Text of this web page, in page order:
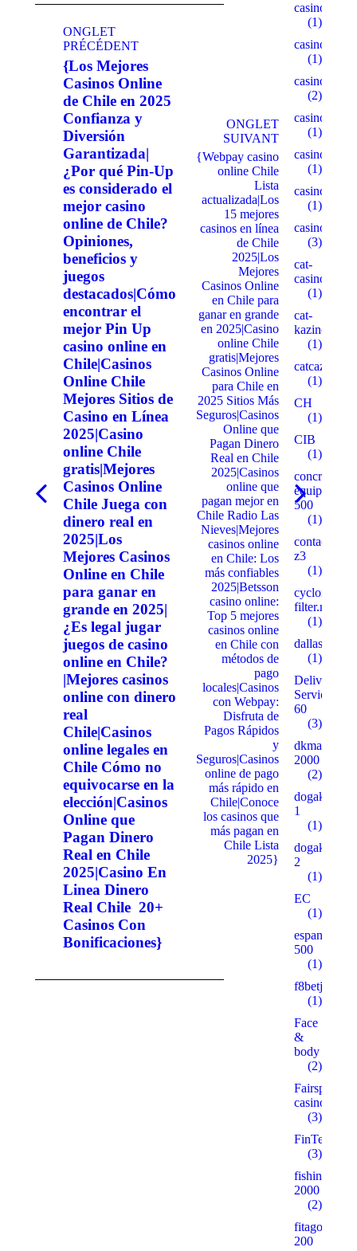
commentaire
ONGLET
PRÉCÉDENT
Onglet
précédent
{Los Mejores
Casinos Online
de Chile en 2025
Confianza y
Diversión
Garantizada|
¿Por qué Pin-Up
es considerado el
mejor casino
online de Chile?
Opiniones,
beneficios y
juegos
destacados|Cómo
encontrar el
mejor Pin Up
casino online en
Chile|Casinos
Online Chile
Mejores Sitios de
Casino en Línea
2025|Casino
online Chile
gratis|Mejores
Casinos Online
Chile Juega con
dinero real en
2025|Los
Mejores Casinos
Online en Chile
para ganar en
grande en 2025|
¿Es legal jugar
juegos de casino
online en Chile?
|Mejores casinos
online con dinero
real
Chile|Casinos
online legales en
Chile Cómo no
equivocarse en la
elección|Casinos
Online que
Pagan Dinero
Real en Chile
2025|Casino En
Linea Dinero
Real Chile ️ 20+
Casinos Con
Bonificaciones}
ONGLET
SUIVANT
Onglet
suivant
{Webpay casino
online Chile
Lista
actualizada|Los
15 mejores
casinos en línea
de Chile
2025|Los
Mejores
Casinos Online
en Chile para
ganar en grande
en 2025|Casino
online Chile
gratis|Mejores
Casinos Online
para Chile en
2025 Sitios Más
Seguros|Casinos
Online que
Pagan Dinero
Real en Chile
2025|Casinos
online que
pagan mejor en
Chile Radio Las
Nieves|Mejores
casinos online
en Chile: Los
más confiables
2025|Betsson
casino online:
Top 5 mejores
casinos online
en Chile con
métodos de
pago
locales|Casinos
con Webpay:
Disfruta de
Pagos Rápidos
y
Seguros|Casinos
online de pago
más rápido en
Chile|Conoce
los casinos que
más pagan en
Chile Lista
2025}
casino15
(1)
casino18
(1)
casino2
(2)
casino22
(1)
casino5
(1)
(1)
casinom
(3)
cat-
(1)
cat-
kazino.cyou
(1)
(1)
CH
(1)
CIB
(1)
concrete-
500
(1)
z3
(1)
cyclone-
filter.ru
(1)
(1)
Delivery
Service
60
(3)
dkmarino.ru
2000
(2)
1
(1)
2
(1)
EC
(1)
500
(1)
(1)
Face
&
body
(2)
Fairspin-
casino
(3)
FinTech
(3)
2000
(2)
fitago.ru
200